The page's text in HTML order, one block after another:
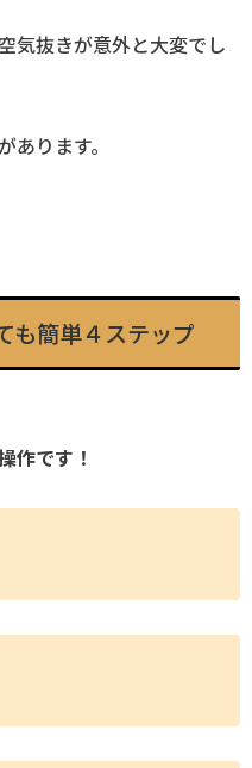
気抜きが意外と大変でし
ります。
も簡単４ステップ
作です！